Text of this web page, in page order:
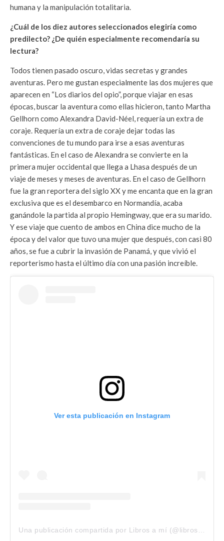
humana y la manipulación totalitaria.
¿Cuál de los diez autores seleccionados elegiría como
predilecto? ¿De quién especialmente recomendaría su
lectura?
Todos tienen pasado oscuro, vidas secretas y grandes
aventuras. Pero me gustan especialmente las dos mujeres que
aparecen en “Los diarios del opio”, porque viajar en esas
épocas, buscar la aventura como ellas hicieron, tanto Martha
Gellhorn como Alexandra David-Néel, requería un extra de
coraje. Requería un extra de coraje dejar todas las
convenciones de tu mundo para irse a esas aventuras
fantásticas. En el caso de Alexandra se convierte en la
primera mujer occidental que llega a Lhasa después de un
viaje de meses y meses de aventuras. En el caso de Gellhorn
fue la gran reportera del siglo XX y me encanta que en la gran
exclusiva que es el desembarco en Normandía, acaba
ganándole la partida al propio Hemingway, que era su marido.
Y ese viaje que cuento de ambos en China dice mucho de la
época y del valor que tuvo una mujer que después, con casi 80
años, se fue a cubrir la invasión de Panamá, y que vivió el
reporterismo hasta el último día con una pasión increíble.
Ver esta publicación en Instagram